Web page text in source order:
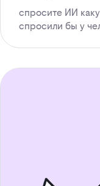
спросите ИИ
спросили бы у